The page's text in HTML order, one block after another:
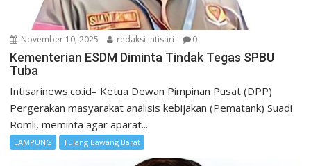
November 10, 2025 redaksi intisari 0
Kementerian ESDM Diminta Tindak Tegas SPBU
Tuba
Intisarinews.co.id– Ketua Dewan Pimpinan Pusat (DPP)
Pergerakan masyarakat analisis kebijakan (Pematank) Suadi
Romli, meminta agar aparat...
LAMPUNG Tulang Bawang Barat